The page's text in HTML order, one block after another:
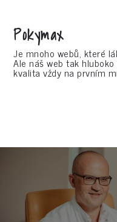
content
Pokymax
Je mnoho webů, které
Ale náš web tak
kvalita vždy na prvním